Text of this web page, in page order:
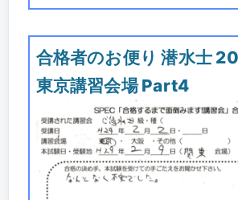
合格者のお便り 潜水士
東京講習会場 Part4